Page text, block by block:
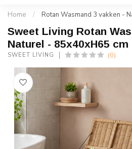
Home / Rotan Wasmand 3 vakken -
Sweet Living Rotan
Naturel - 85x40xH65 cm
SWEET LIVING (0)